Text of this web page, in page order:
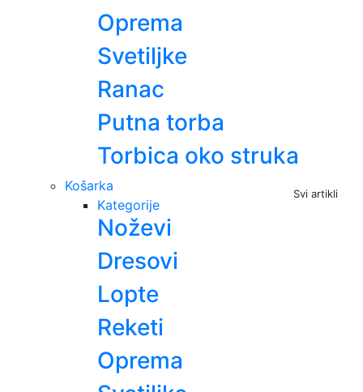
Oprema
Svetiljke
Ranac
Putna torba
Torbica oko struka
Svi artikli
Košarka
Kategorije
Noževi
Dresovi
Lopte
Reketi
Oprema